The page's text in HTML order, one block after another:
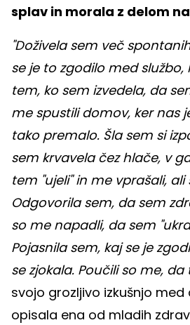
splav in morala z delom
"Doživela sem več
se je to zgodilo med
tem, ko sem izvedela, da
me spustili domov, ker nas
tako premalo. Šla sem si
sem krvavela čez hlače, v
tem "ujeli" in me vprašali,
Odgovorila sem, da sem
so me napadli, da sem
Pojasnila sem, kaj se je
se zjokala. Poučili so me, da
svojo grozljivo izkušnjo
opisala ena od mladih